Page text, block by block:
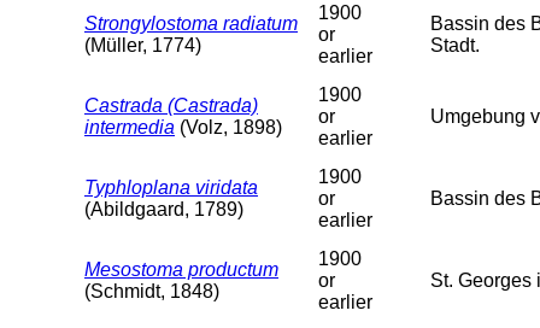
Strongylostoma radiatum
(Müller, 1774)
1900
or
earlier
Bassin des
Stadt.
Castrada (Castrada)
intermedia (Volz, 1898)
1900
or
earlier
Umgebung
Typhloplana viridata
(Abildgaard, 1789)
1900
or
earlier
Bassin des
Mesostoma productum
(Schmidt, 1848)
1900
or
earlier
St. Georges